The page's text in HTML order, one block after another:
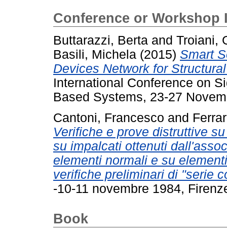
Conference or Workshop
Buttarazzi, Berta and Troiani,
Basili, Michela (2015) Smart
Devices Network for
International Conference on
Based Systems, 23-27
Cantoni, Francesco and
Verifiche e prove distruttive
su impalcati ottenuti
elementi normali e su
verifiche preliminari di "serie
-10-11 novembre 1984,
Book